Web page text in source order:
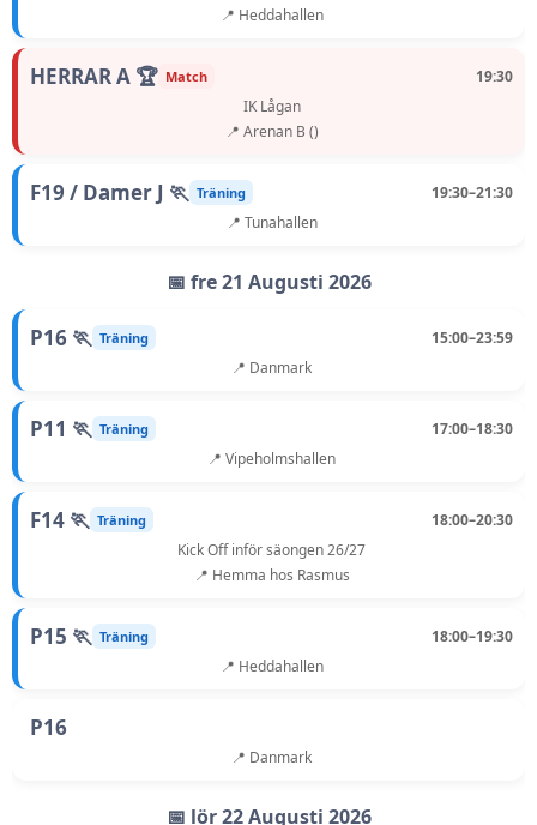
📍 Heddahallen
HERRAR A 🏆 Match
19:30
IK Lågan
📍 Arenan B ()
F19 / Damer J 🏃 Träning
19:30–21:30
📍 Tunahallen
📅 fre 21 Augusti 2026
P16 🏃 Träning
15:00–23:59
📍 Danmark
P11 🏃 Träning
17:00–18:30
📍 Vipeholmshallen
F14 🏃 Träning
18:00–20:30
Kick Off inför säongen 26/27
📍 Hemma hos Rasmus
P15 🏃 Träning
18:00–19:30
📍 Heddahallen
P16
📍 Danmark
📅 lör 22 Augusti 2026